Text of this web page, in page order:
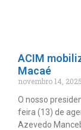
ACIM
Macaé
novembro 14, 2025
O nosso
feira (13) de
Azevedo